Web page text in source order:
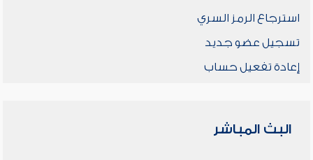
استرجاع الرمز السري
تسجيل عضو جديد
إعادة تفعيل حساب
البث المباشر